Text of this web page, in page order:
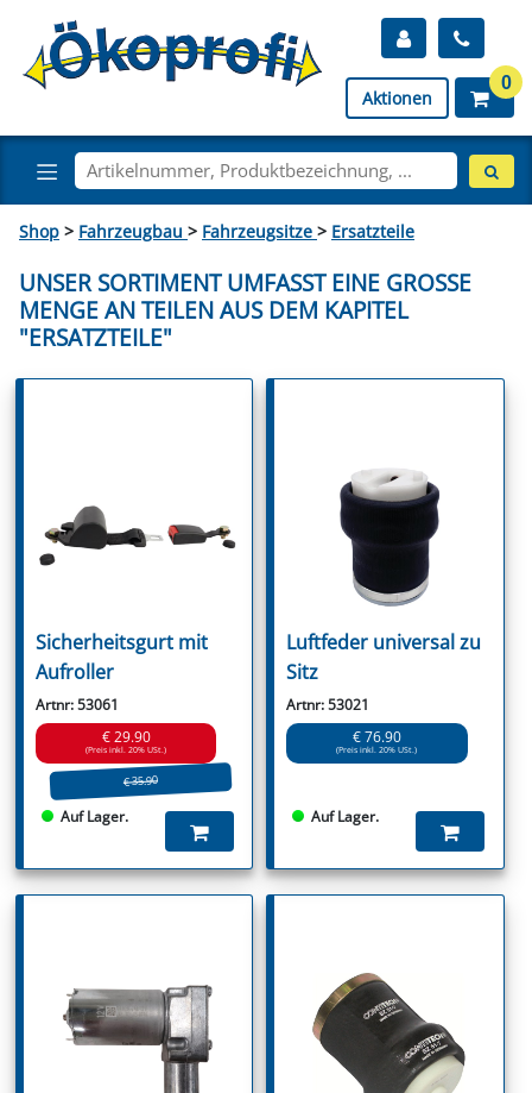
Aktionen
0
Shop > Fahrzeugbau > Fahrzeugsitze > Ersatzteile
UNSER SORTIMENT UMFASST EINE GROSSE M
ENGE AN TEILEN AUS DEM KAPITEL "
ERSATZTEILE"
Sicherheitsgurt mit
Aufroller
Artnr: 53061
€ 29.90
(Preis inkl. 20% USt.)
€ 35.90
Auf Lager.
Luftfeder universal zu
Sitz
Artnr: 53021
€ 76.90
(Preis inkl. 20% USt.)
Auf Lager.